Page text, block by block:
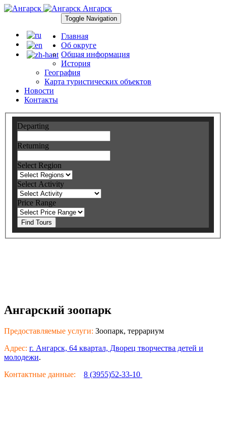
Ангарск
Toggle Navigation
Главная
Об округе
Общая информация
История
География
Карта туристических объектов
Новости
Контакты
Departing
Returning
Select Region
Select Activity
Price Range
Find Tours
Ангарский зоопарк
Предоставляемые услуги: Зоопарк, террариум
Адрес: г. Ангарск, 64 квартал, Дворец творчества детей и
молодежи.
Контактные данные:
8 (3955)52-33-10